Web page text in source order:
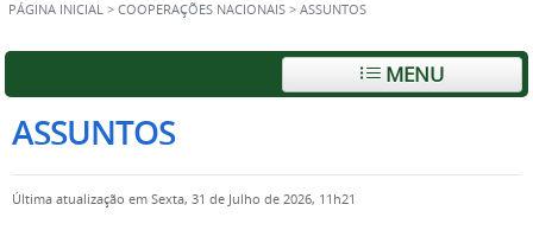
PÁGINA INICIAL > COOPERAÇÕES NACIONAIS > ASSUNTOS
MENU
ASSUNTOS
Última atualização em Sexta, 31 de Julho de 2026, 11h21